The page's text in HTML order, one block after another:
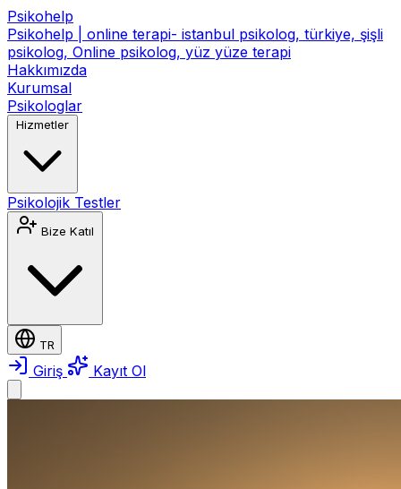
Psikohelp
Psikohelp | online terapi- istanbul psikolog, türkiye, şişli
psikolog, Online psikolog, yüz yüze terapi
Hakkımızda
Kurumsal
Psikologlar
Hizmetler
Psikolojik Testler
Bize Katıl
TR
Giriş Kayıt Ol